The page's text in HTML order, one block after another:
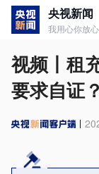
央视新闻
我用心你放心
视频丨租
要求自证